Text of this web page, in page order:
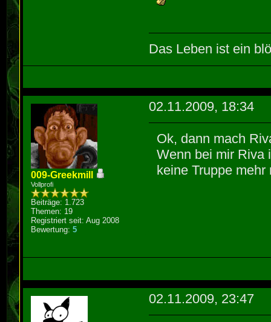
Das Leben ist ein
009-Greekmill
Vollprofi
Beiträge: 1.723
Themen: 19
Registriert seit: Aug 2008
Bewertung:5
02.11.2009, 18:34
Ok, dann mach
Wenn bei mir Riva
keine Truppe
02.11.2009, 23:47